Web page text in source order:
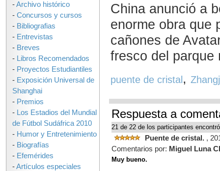
China anunció a
enorme obra que
cañones de
fresco del parque
puente de cristal ,
Respuesta a
21 de 22 de los participantes
Puente de cristal. ,
Comentarios por: Miguel Luna
Muy bueno.
-Archivo histórico
- Concursos y cursos
- Bibliografias
- Entrevistas
- Breves
- Libros Recomendados
- Proyectos Estudiantiles
- Exposición Universal de
Shanghai
- Premios
- Los Estadios del Mundial
de Fútbol Sudáfrica 2010
- Humor y Entretenimiento
- Biografías
- Efemérides
-Artículos especiales